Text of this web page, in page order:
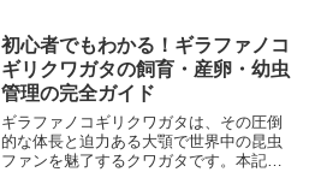
初心者でもわかる！ギラファノコ
ギリクワガタの飼育・産卵・幼虫
管理の完全ガイド
ギラファノコギリクワガタは、その圧倒
的な体長と迫力ある大顎で世界中の昆虫
ファンを魅了するクワガタです。本記事